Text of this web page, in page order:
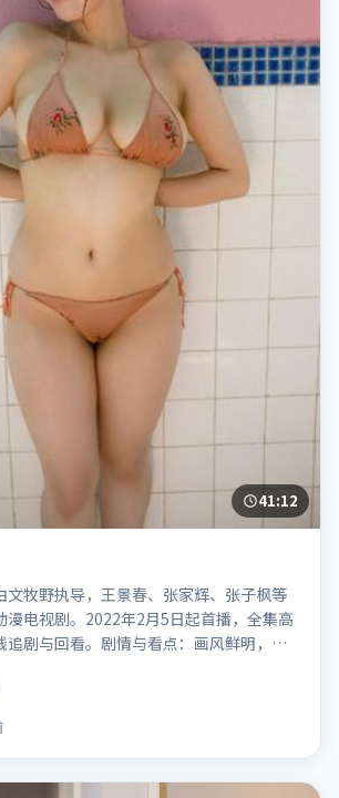
41:12
文牧野执导，王景春、张家辉、张子枫等
漫电视剧。2022年2月5日起首播，全集高
追剧与回看。剧情与看点：画风鲜明，想
合青少年与动画爱好者。本片适合检索
野」「动漫」「中国香港」「2022」
」等关键词的影迷阅读简介与主创信息。